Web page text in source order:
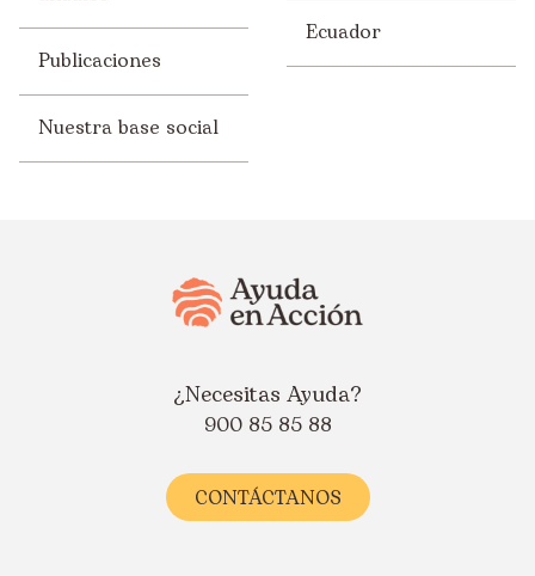
Publicaciones
Nuestra base social
Ecuador
¿Necesitas Ayuda?
900 85 85 88
CONTÁCTANOS